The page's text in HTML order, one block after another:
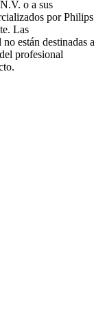
o a sus
por Philips
Las
están destinadas a
profesional